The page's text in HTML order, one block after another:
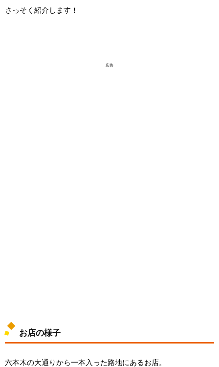
さっそく紹介します！
広告
お店の様子
六本木の大通りから一本入った路地にあるお店。